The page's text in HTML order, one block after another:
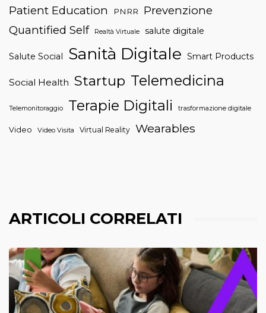
Patient Education PNRR
Prevenzione
Quantified Self
Realtà Virtuale salute digitale
Salute Social Sanità Digitale Smart Products
Social Health Startup Telemedicina
Telemonitoraggio Terapie Digitali trasformazione digitale
Video Video Visita Virtual Reality Wearables
ARTICOLI CORRELATI